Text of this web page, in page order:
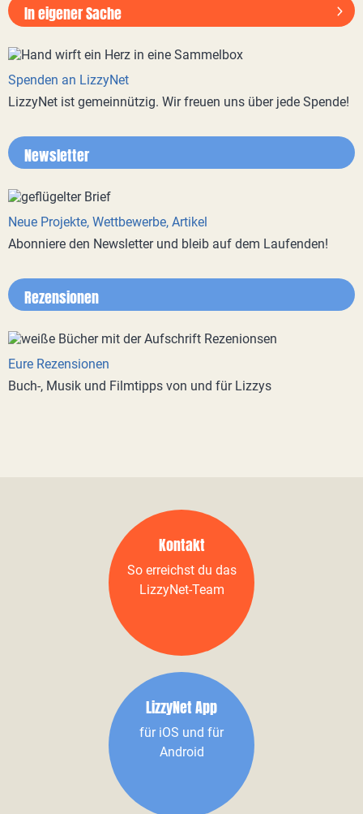
In eigener Sache
Spenden an LizzyNet
LizzyNet ist gemeinnützig. Wir freuen uns über jede Spende!
Newsletter
Neue Projekte, Wettbewerbe, Artikel
Abonniere den Newsletter und bleib auf dem Laufenden!
Rezensionen
Eure Rezensionen
Buch-, Musik und Filmtipps von und für Lizzys
Kontakt
So erreichst du das
LizzyNet-Team
LizzyNet App
für iOS und für
Android